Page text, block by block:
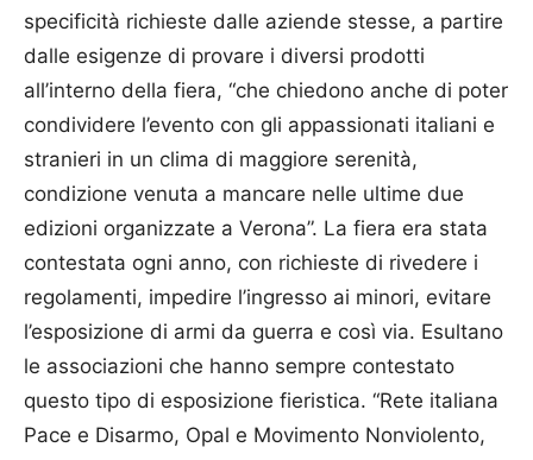
specificità richieste dalle aziende stesse, a partire
dalle esigenze di provare i diversi prodotti
all’interno della fiera, “che chiedono anche di poter
condividere l’evento con gli appassionati italiani e
stranieri in un clima di maggiore serenità,
condizione venuta a mancare nelle ultime due
edizioni organizzate a Verona”. La fiera era stata
contestata ogni anno, con richieste di rivedere i
regolamenti, impedire l’ingresso ai minori, evitare
l’esposizione di armi da guerra e così via. Esultano
le associazioni che hanno sempre contestato
questo tipo di esposizione fieristica. “Rete italiana
Pace e Disarmo, Opal e Movimento Nonviolento,